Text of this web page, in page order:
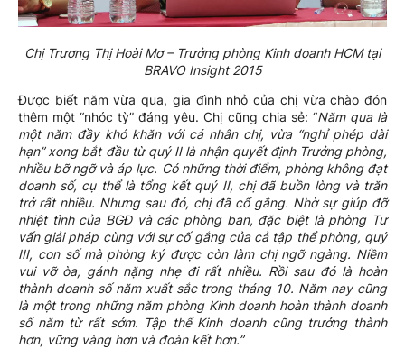
Chị Trương Thị Hoài Mơ – Trưởng phòng Kinh doanh HCM tại
BRAVO Insight 2015
Được biết năm vừa qua, gia đình nhỏ của chị vừa chào đón
thêm một “nhóc tỳ” đáng yêu. Chị cũng chia sẻ: “Năm qua là
một năm đầy khó khăn với cá nhân chị, vừa “nghỉ phép dài
hạn” xong bắt đầu từ quý II là nhận quyết định Trưởng phòng,
nhiều bỡ ngỡ và áp lực. Có những thời điểm, phòng không đạt
doanh số, cụ thể là tổng kết quý II, chị đã buồn lòng và trăn
trở rất nhiều. Nhưng sau đó, chị đã cố gắng. Nhờ sự giúp đỡ
nhiệt tình của BGĐ và các phòng ban, đặc biệt là phòng Tư
vấn giải pháp cùng với sự cố gắng của cả tập thể phòng, quý
III, con số mà phòng ký được còn làm chị ngỡ ngàng. Niềm
vui vỡ òa, gánh nặng nhẹ đi rất nhiều. Rồi sau đó là hoàn
thành doanh số năm xuất sắc trong tháng 10. Năm nay cũng
là một trong những năm phòng Kinh doanh hoàn thành doanh
số năm từ rất sớm. Tập thể Kinh doanh cũng trưởng thành
hơn, vững vàng hơn và đoàn kết hơn.”